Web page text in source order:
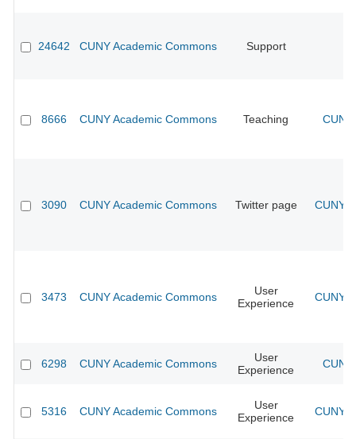
24642 CUNY Academic Commons Support
8666 CUNY Academic Commons Teaching
3090 CUNY Academic Commons Twitter page CUNY
3473 CUNY Academic Commons
User
Experience
CUNY
6298 CUNY Academic Commons
User
Experience
5316 CUNY Academic Commons
User
Experience
CUNY